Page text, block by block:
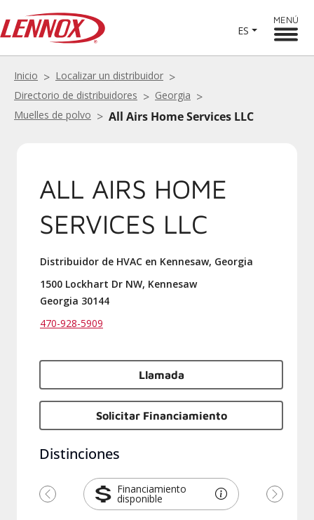
ES
MENÚ
Inicio
Localizar un distribuidor
Directorio de distribuidores
Georgia
Muelles de polvo
All Airs Home Services LLC
ALL AIRS HOME
SERVICES LLC
Distribuidor de HVAC en Kennesaw, Georgia
1500 Lockhart Dr NW, Kennesaw
Georgia 30144
470-928-5909
Llamada
Solicitar Financiamiento
Distinciones
Financiamiento
disponible
Anterior